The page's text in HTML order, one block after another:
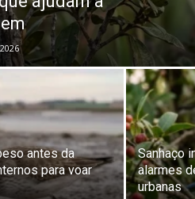
antes da
para voar
Sanhaço
alarmes
urbanas